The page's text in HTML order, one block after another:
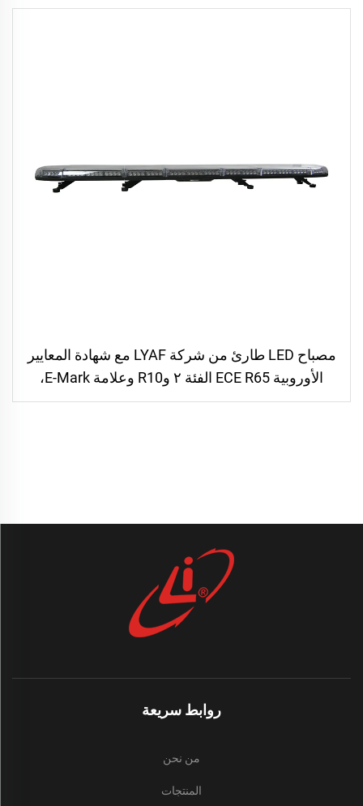
مصباح LED طارئ من شركة LYAF مع شهادة المعايير
الأوروبية ECE R65 الفئة ٢ وR10 وعلامة E-Mark،
لمعدات الأمن والإسعافات الأولية، مخصص للشاحنات
روابط سريعة
من نحن
المنتجات